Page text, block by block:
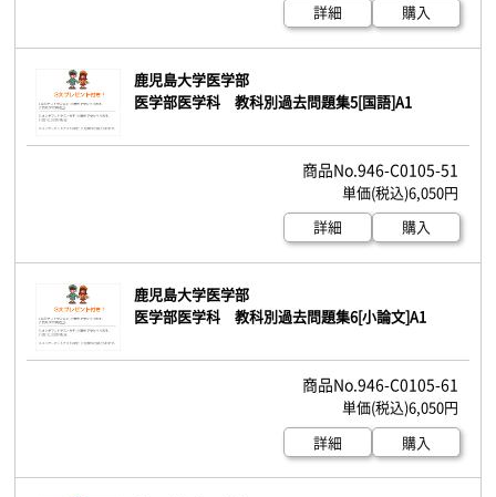
詳細
購入
鹿児島大学医学部
医学部医学科 教科別過去問題集5[国語]A1
946-C0105-51
6,050円
詳細
購入
鹿児島大学医学部
医学部医学科 教科別過去問題集6[小論文]A1
946-C0105-61
6,050円
詳細
購入